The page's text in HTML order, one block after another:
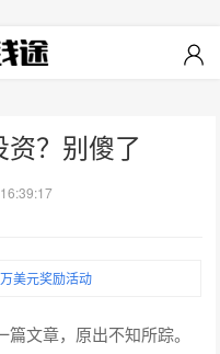
？别傻了
文章，原出不知所踪。